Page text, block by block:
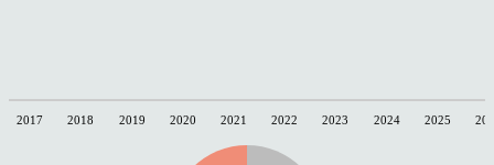
2017 2018 2019 2020 2021 2022 2023 2024 2025